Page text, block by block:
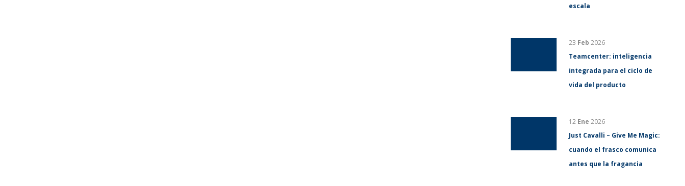
escala
23 Feb 2026
Teamcenter: inteligencia
integrada para el ciclo de
vida del producto
12 Ene 2026
Just Cavalli – Give Me Magic:
cuando el frasco comunica
antes que la fragancia